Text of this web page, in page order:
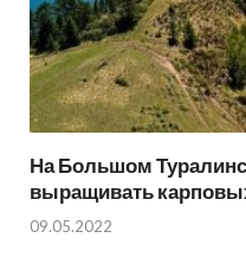
На Большом
выращивать
09.05.2022